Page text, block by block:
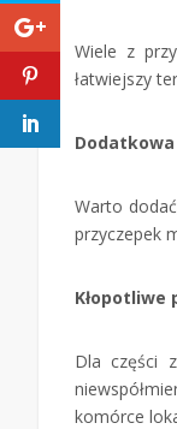
Wiele z
łatwiejszy
Warto
przyczepek
Kłopotliwe
Dla części
komórce